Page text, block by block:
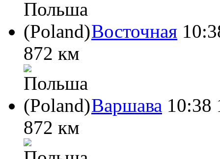
Восточная
872 км
Варшава 10:38
872 км